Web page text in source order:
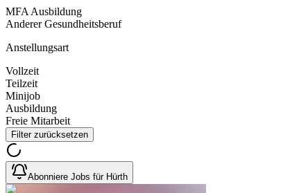
MFA Ausbildung
Anderer Gesundheitsberuf
Anstellungsart
Vollzeit
Teilzeit
Minijob
Ausbildung
Freie Mitarbeit
Filter zurücksetzen
Abonniere Jobs für Hürth